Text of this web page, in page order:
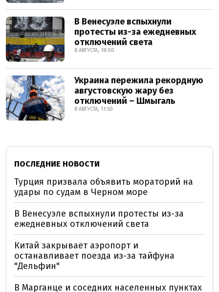
В Венесуэле вспыхнули
протесты из-за ежедневных
отключений света
8 АВГУСТА, 18:00
Украина пережила рекордную
августовскую жару без
отключений – Шмыгаль
8 АВГУСТА, 11:50
ПОСЛЕДНИЕ НОВОСТИ
Турция призвала объявить мораторий на
удары по судам в Черном море
В Венесуэле вспыхнули протесты из-за
ежедневных отключений света
Китай закрывает аэропорт и
останавливает поезда из-за тайфуна
"Дельфин"
В Марганце и соседних населенных пунктах